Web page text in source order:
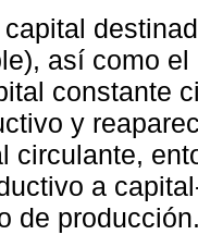
así como
constante
y
circulante,
a
de